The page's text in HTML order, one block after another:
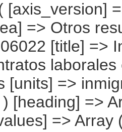
africanos [11] => PAÍSES AMERICANOS [12] => Estados Unidos y Canadá [13] => PAÍSES AMERICANOS SIN ESTADOS UNIDOS NI CANADÁ [14] => Ecuador [15] => Colombia [16] => Bolivia [17] => Argentina [18] => Resto de países americanos sin Estados Unidos ni Canadá [19] => PAÍSES ASIÁTICOS Y DE OCEANÍA [20] => China [21] => Resto de países asiáticos y de Oceanía ) [número de contratos] => Array ( [0] => Total [1] => Uno [2] => Dos [3] => Tres [4] => Cuatro [5] => Cinco y más [6] => No sabe ) ) [codes] => Array ( ) [map] => Array ( ) [decimals] => 0 [showdecimals] => 0 [source] => Instituto Nacional de Estadística [contact] => INE Difusión. Internet: www.ine.es/infoine [copyright] => YES [infofile] => [data] => Array ( [0] => Array ( [0] => [1] => [2] => [3] => [4] =>